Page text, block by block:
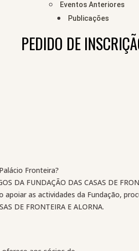
Eventos Anteriores
Publicações
PEDIDO DE
Fronteira?
DA FUNDAÇÃO DAS CASAS DE
apoiar as actividades da Fundação,
DE FRONTEIRA E ALORNA.